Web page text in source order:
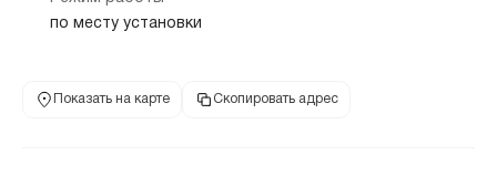
по месту установки
Показать на карте Скопировать адрес